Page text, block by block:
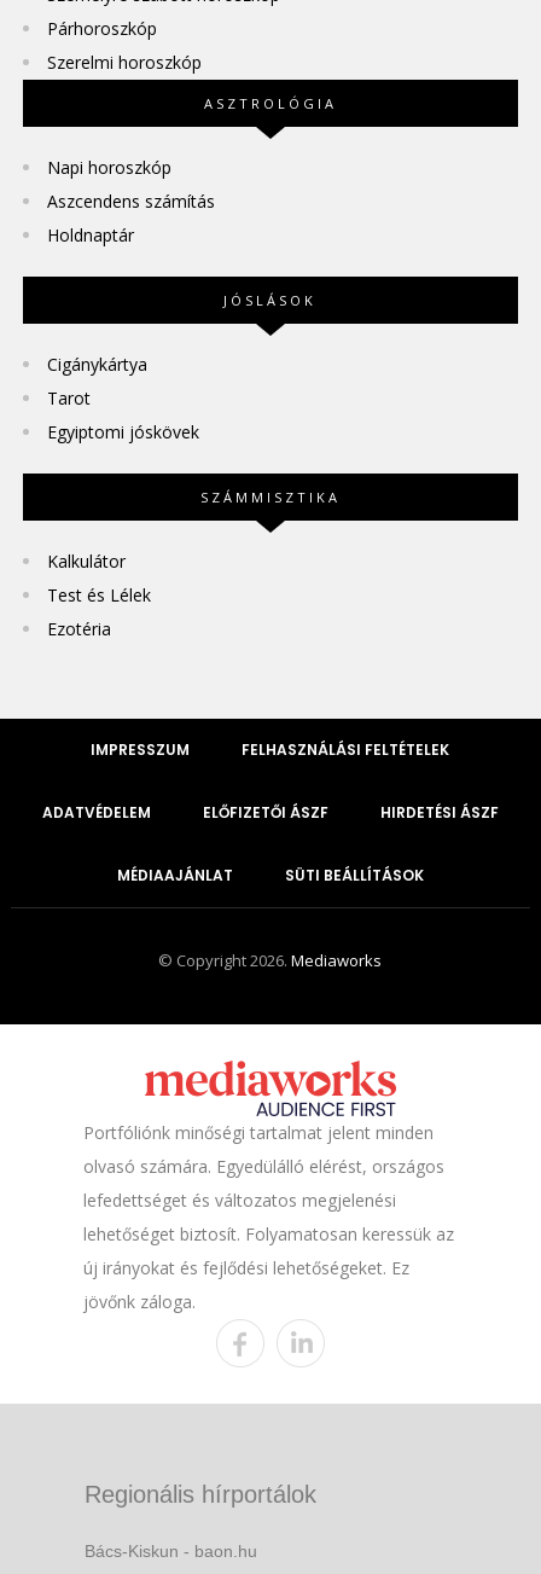
Párhoroszkóp
Szerelmi horoszkóp
ASZTROLÓGIA
Napi horoszkóp
Aszcendens számítás
Holdnaptár
JÓSLÁSOK
Cigánykártya
Tarot
Egyiptomi jóskövek
SZÁMMISZTIKA
Kalkulátor
Test és Lélek
Ezotéria
IMPRESSZUM FELHASZNÁLÁSI FELTÉTELEK
ADATVÉDELEM ELŐFIZETŐI ÁSZF HIRDETÉSI ÁSZF
MÉDIAAJÁNLAT SÜTI BEÁLLÍTÁSOK
© Copyright 2026.Mediaworks
Portfóliónk minőségi tartalmat jelent minden
olvasó számára. Egyedülálló elérést, országos
lefedettséget és változatos megjelenési
lehetőséget biztosít. Folyamatosan keressük az
új irányokat és fejlődési lehetőségeket. Ez
jövőnk záloga.
Regionális hírportálok
Bács-Kiskun - baon.hu